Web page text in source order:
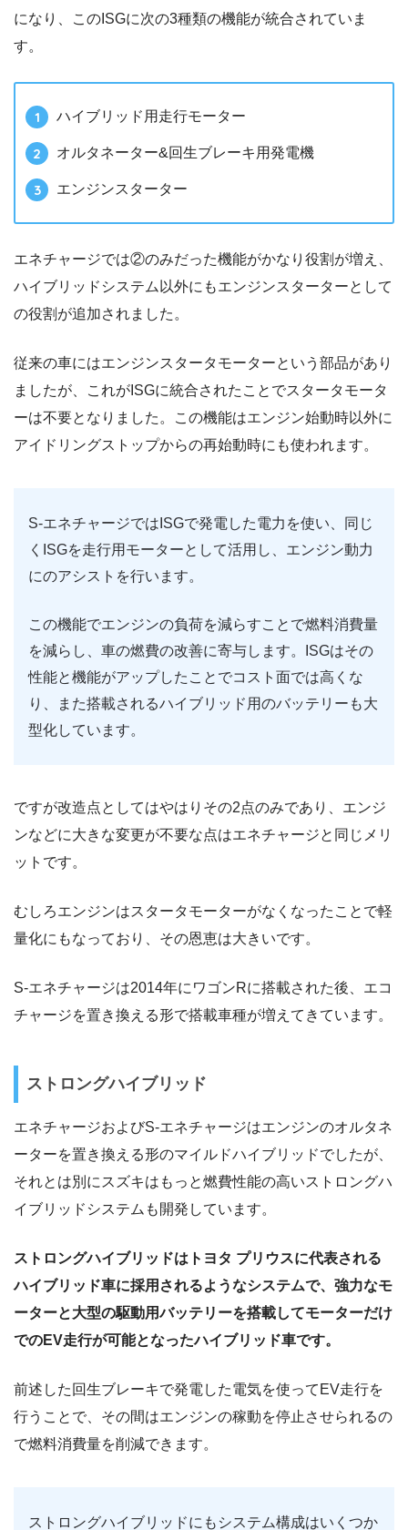
になり、このISGに次の3種類の機能が統合されていま
す。
ハイブリッド用走行モーター
オルタネーター&回生ブレーキ用発電機
エンジンスターター
エネチャージでは②のみだった機能がかなり役割が増え、
ハイブリッドシステム以外にもエンジンスターターとして
の役割が追加されました。
従来の車にはエンジンスタータモーターという部品があり
ましたが、これがISGに統合されたことでスタータモータ
ーは不要となりました。この機能はエンジン始動時以外に
アイドリングストップからの再始動時にも使われます。
S-エネチャージではISGで発電した電力を使い、同じ
くISGを走行用モーターとして活用し、エンジン動力
にのアシストを行います。
この機能でエンジンの負荷を減らすことで燃料消費量
を減らし、車の燃費の改善に寄与します。ISGはその
性能と機能がアップしたことでコスト面では高くな
り、また搭載されるハイブリッド用のバッテリーも大
型化しています。
ですが改造点としてはやはりその2点のみであり、エンジ
ンなどに大きな変更が不要な点はエネチャージと同じメリ
ットです。
むしろエンジンはスタータモーターがなくなったことで軽
量化にもなっており、その恩恵は大きいです。
S-エネチャージは2014年にワゴンRに搭載された後、エコ
チャージを置き換える形で搭載車種が増えてきています。
ストロングハイブリッド
エネチャージおよびS-エネチャージはエンジンのオルタネ
ーターを置き換える形のマイルドハイブリッドでしたが、
それとは別にスズキはもっと燃費性能の高いストロングハ
イブリッドシステムも開発しています。
ストロングハイブリッドはトヨタ プリウスに代表される
ハイブリッド車に採用されるようなシステムで、強力なモ
ーターと大型の駆動用バッテリーを搭載してモーターだけ
でのEV走行が可能となったハイブリッド車です。
前述した回生ブレーキで発電した電気を使ってEV走行を
行うことで、その間はエンジンの稼動を停止させられるの
で燃料消費量を削減できます。
ストロングハイブリッドにもシステム構成はいくつか